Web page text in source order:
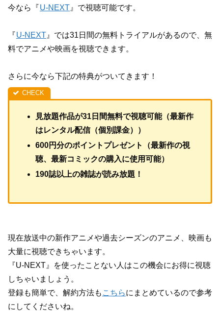
今なら『U-NEXT 』で視聴可能です。
『U-NEXT 』では31日間の無料トライアルがあるので、無
料でアニメや映画を視聴できます。
さらに今なら下記の特典がついてきます！
見放題作品が31日間無料で視聴可能（最新作
はレンタル配信（個別課金））
600円分のポイントプレゼント（最新作の視
聴、最新コミックの購入に使用可能）
190誌以上の雑誌が読み放題！
現在放送中の新作アニメや過去シーズンのアニメ、映画も
大量に視聴できちゃいます。
『U-NEXT』を使ったことない人はこの機会にお得に視聴
しちゃいましょう。
登録も簡単で、解約方法も こちらにまとめているので参考
にしてくださいね。